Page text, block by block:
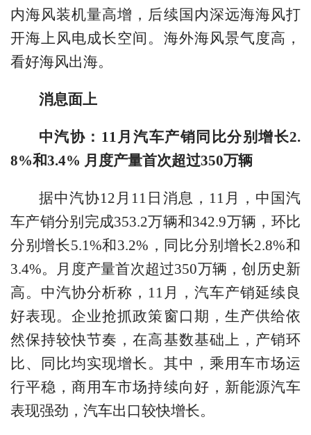
内海风装机量高增，后续国内深远海海风打
开海上风电成长空间。海外海风景气度高，
看好海风出海。
消息面上
中汽协：11月汽车产销同比分别增长2.
8%和3.4% 月度产量首次超过350万辆
据中汽协12月11日消息，11月，中国汽
车产销分别完成353.2万辆和342.9万辆，环比
分别增长5.1%和3.2%，同比分别增长2.8%和
3.4%。月度产量首次超过350万辆，创历史新
高。中汽协分析称，11月，汽车产销延续良
好表现。企业抢抓政策窗口期，生产供给依
然保持较快节奏，在高基数基础上，产销环
比、同比均实现增长。其中，乘用车市场运
行平稳，商用车市场持续向好，新能源汽车
表现强劲，汽车出口较快增长。